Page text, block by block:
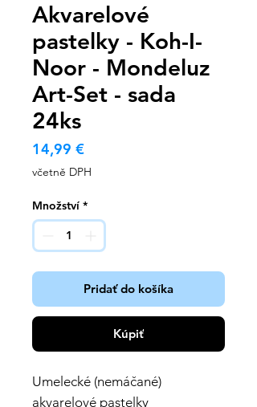
Akvarelové
pastelky - Koh-I-
Noor - Mondeluz
Art-Set - sada
24ks
14,99 €Cena
včetně DPH
Množství *
Pridať do košíka
Kúpiť
Umelecké (nemáčané)
akvarelové pastelky